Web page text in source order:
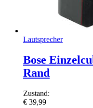
Lautsprecher
Bose
Rand
Zustand:
€ 39,99